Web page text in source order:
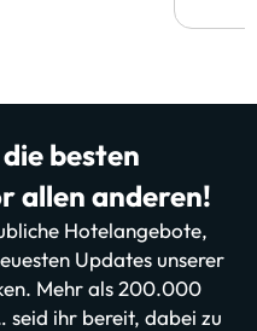
besten
allen anderen!
Hotelangebote,
Updates unserer
Mehr als 200.000
seid ihr bereit, dabei zu